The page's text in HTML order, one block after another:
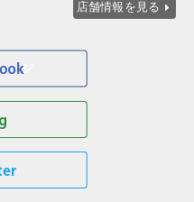
店舗情報を見る